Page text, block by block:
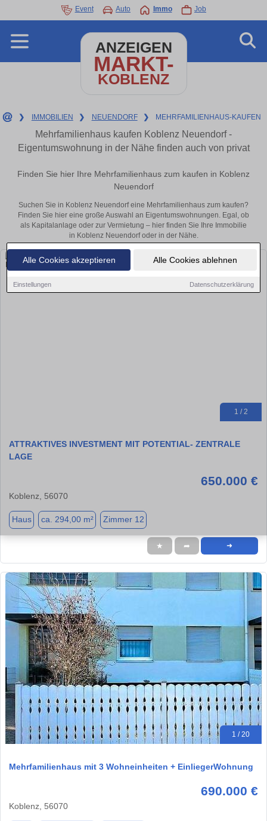
Alle Cookies akzeptieren Alle Cookies ablehnen
Einstellungen Datenschutzerklärung
Event Auto Immo Job
ANZEIGEN
MARKT-
KOBLENZ
❯ IMMOBILIEN ❯ NEUENDORF ❯ MEHRFAMILIENHAUS-KAUFEN
Mehrfamilienhaus kaufen Koblenz Neuendorf -
Eigentumswohnung in der Nähe finden auch von privat
Finden Sie hier Ihre Mehrfamilienhaus zum kaufen in Koblenz
Neuendorf
Suchen Sie in Koblenz Neuendorf eine Mehrfamilienhaus zum kaufen?
Finden Sie hier eine große Auswahl an Eigentumswohnungen. Egal, ob
als Kapitalanlage oder zur Vermietung – hier finden Sie Ihre Immobilie
in Koblenz Neuendorf oder in der Nähe.
1 / 2
ATTRAKTIVES INVESTMENT MIT POTENTIAL- ZENTRALE
LAGE
650.000 €
Koblenz, 56070
Haus ca. 294,00 m² Zimmer 12
★ ➦ ➜
1 / 20
Mehrfamilienhaus mit 3 Wohneinheiten + EinliegerWohnung
690.000 €
Koblenz, 56070